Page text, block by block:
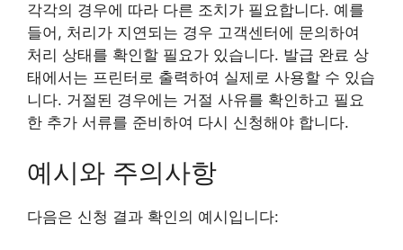
각각의 경우에 따라 다른 조치가 필요합니다. 예를
들어, 처리가 지연되는 경우 고객센터에 문의하여
처리 상태를 확인할 필요가 있습니다. 발급 완료 상
태에서는 프린터로 출력하여 실제로 사용할 수 있습
니다. 거절된 경우에는 거절 사유를 확인하고 필요
한 추가 서류를 준비하여 다시 신청해야 합니다.
예시와 주의사항
다음은 신청 결과 확인의 예시입니다: